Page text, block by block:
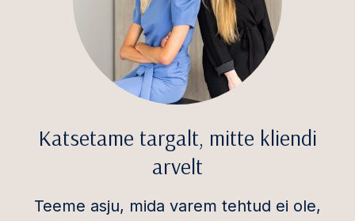
Katsetame targalt, mitte kliendi
arvelt
Teeme asju, mida varem tehtud ei ole,